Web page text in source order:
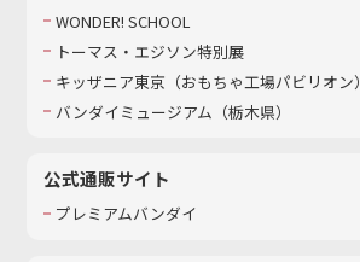
WONDER! SCHOOL
トーマス・エジソン特別展
キッザニア東京（おもちゃ工場パビリオン）​
バンダイミュージアム（栃木県）
公式通販サイト
プレミアムバンダイ